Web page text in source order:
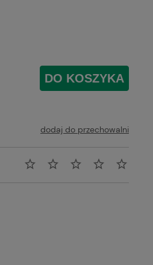
DO KOSZYKA
dodaj do przechowalni